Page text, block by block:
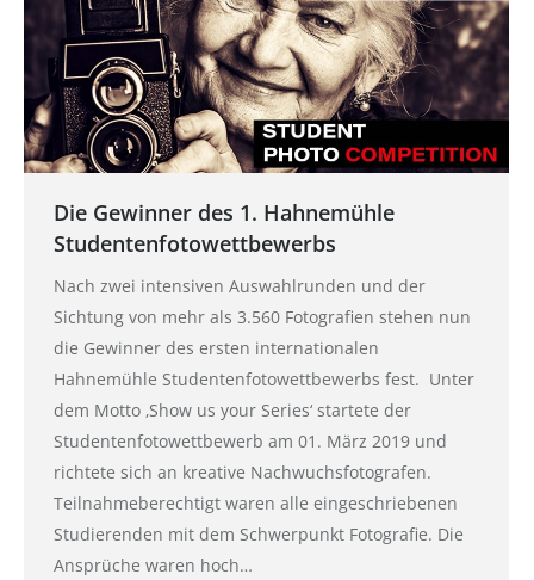
Die Gewinner des 1. Hahnemühle
Studentenfotowettbewerbs
Nach zwei intensiven Auswahlrunden und der
Sichtung von mehr als 3.560 Fotografien stehen nun
die Gewinner des ersten internationalen
Hahnemühle Studentenfotowettbewerbs fest. Unter
dem Motto ‚Show us your Series‘ startete der
Studentenfotowettbewerb am 01. März 2019 und
richtete sich an kreative Nachwuchsfotografen.
Teilnahmeberechtigt waren alle eingeschriebenen
Studierenden mit dem Schwerpunkt Fotografie. Die
Ansprüche waren hoch…